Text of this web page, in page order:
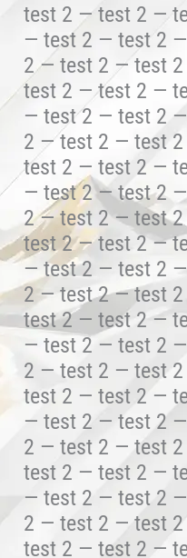
test 2 — test 2 —
— test 2 — test 2
2 — test 2 — test
test 2 — test 2 —
— test 2 — test 2
2 — test 2 — test
test 2 — test 2 —
— test 2 — test 2
2 — test 2 — test
test 2 — test 2 —
— test 2 — test 2
2 — test 2 — test
test 2 — test 2 —
— test 2 — test 2
2 — test 2 — test
test 2 — test 2 —
— test 2 — test 2
2 — test 2 — test
test 2 — test 2 —
— test 2 — test 2
2 — test 2 — test
test 2 — test 2 —